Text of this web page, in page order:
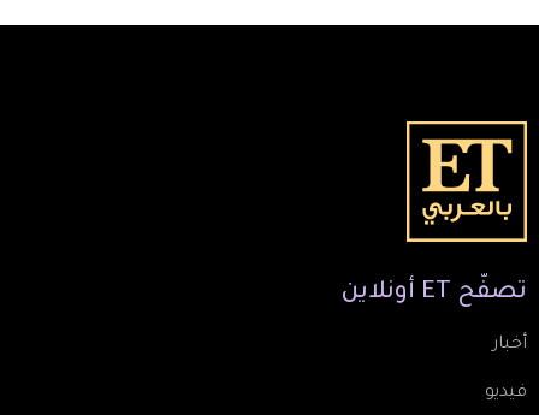
تصفّح ET أونلاين
أخبار
فيديو